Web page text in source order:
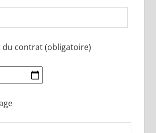
du contrat (obligatoire)